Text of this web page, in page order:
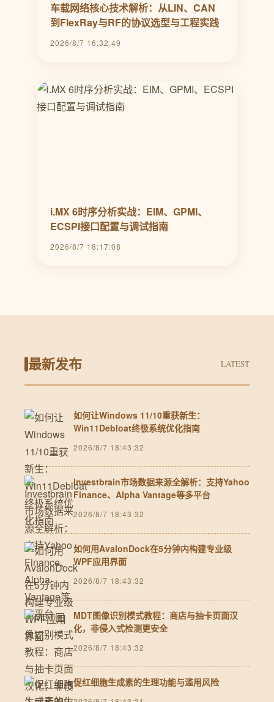
车载网络核心技术解析：从LIN、CAN
到FlexRay与RF的协议选型与工程实践
2026/8/7 16:32:49
i.MX 6时序分析实战：EIM、GPMI、
ECSPI接口配置与调试指南
2026/8/7 18:17:08
最新发布 LATEST
如何让Windows 11/10重获新生：
Win11Debloat终极系统优化指南
2026/8/7 18:43:32
Investbrain市场数据来源全解析：支持Yahoo
Finance、Alpha Vantage等多平台
2026/8/7 18:43:32
如何用AvalonDock在5分钟内构建专业级
WPF应用界面
2026/8/7 18:43:32
MDT图像识别模式教程：商店与抽卡页面汉
化，非侵入式检测更安全
2026/8/7 18:43:32
促红细胞生成素的生理功能与滥用风险